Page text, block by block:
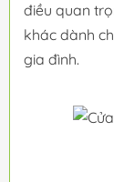
điều quan
khác dành
gia đình.